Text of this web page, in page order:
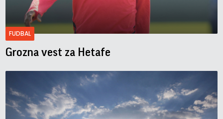
FUDBAL
Grozna vest za Hetafe